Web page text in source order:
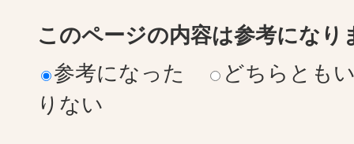
このページの内容は参考になり
参考になった
どちらとも
りない